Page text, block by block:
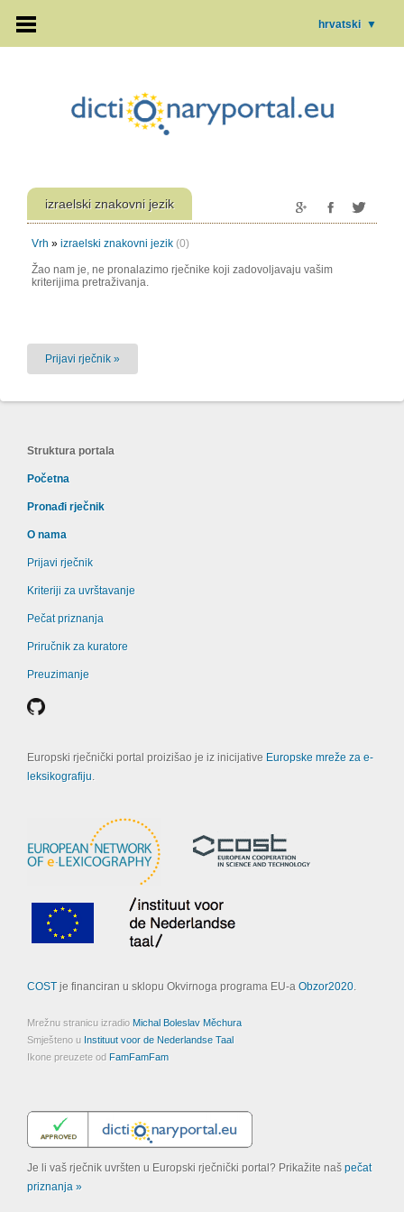
hrvatski ▼
izraelski znakovni jezik
Vrh » izraelski znakovni jezik (0)
Žao nam je, ne pronalazimo rječnike koji zadovoljavaju vašim
kriterijima pretraživanja.
Prijavi rječnik »
Struktura portala
Početna
Pronađi rječnik
O nama
Prijavi rječnik
Kriteriji za uvrštavanje
Pečat priznanja
Priručnik za kuratore
Preuzimanje
Europski rječnički portal proizišao je iz inicijative Europske mreže za e-
leksikografiju.
COSTje financiran u sklopu Okvirnoga programa EU-a Obzor2020.
Mrežnu stranicu izradio Michal Boleslav Měchura
Smješteno u Instituut voor de Nederlandse Taal
Ikone preuzete od FamFamFam
Je li vaš rječnik uvršten u Europski rječnički portal? Prikažite naš pečat
priznanja »